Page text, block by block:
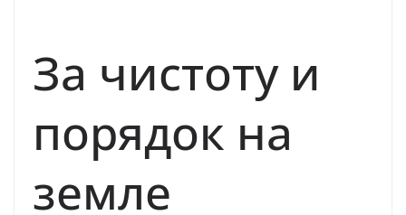
За чистоту и
порядок на
земле